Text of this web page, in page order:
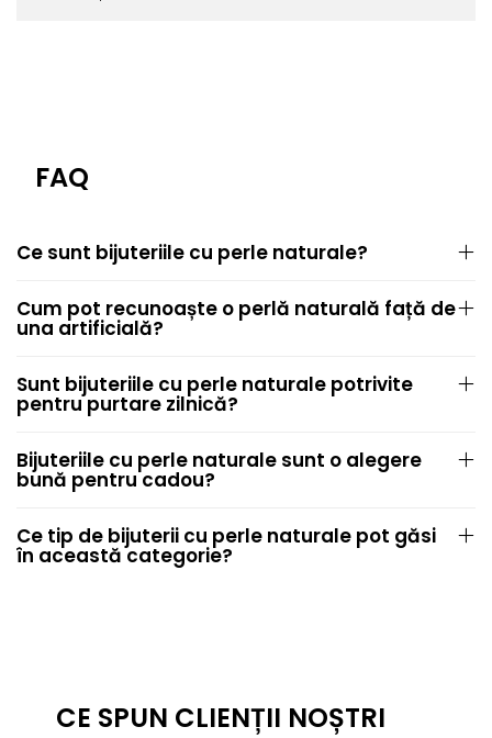
FAQ
Ce sunt bijuteriile cu perle naturale?
Cum pot recunoaște o perlă naturală față de
una artificială?
Sunt bijuteriile cu perle naturale potrivite
pentru purtare zilnică?
Bijuteriile cu perle naturale sunt o alegere
bună pentru cadou?
Ce tip de bijuterii cu perle naturale pot găsi
în această categorie?
CE SPUN CLIENȚII NOȘTRI